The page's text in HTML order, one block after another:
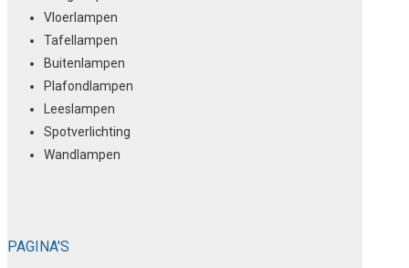
Vloerlampen
Tafellampen
Buitenlampen
Plafondlampen
Leeslampen
Spotverlichting
Wandlampen
PAGINA'S